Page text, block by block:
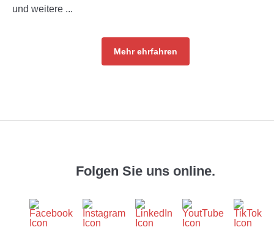
und weitere ...
Mehr ehrfahren
Folgen Sie uns online.